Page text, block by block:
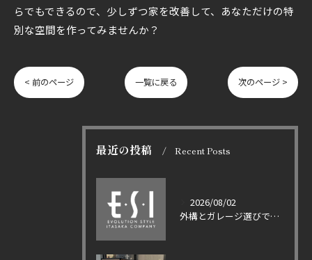
らでもできるので、少しずつ家を改善して、あなただけの特
別な空間を作ってみませんか？
< 前のページ 一覧に戻る 次のページ >
最近の投稿 Recent Posts
2026/08/02
外構とガレージ選びで失敗しない石川県金沢市山王町の積雪対策と補助金活用の実践ポイント